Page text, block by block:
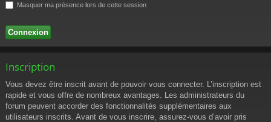
Masquer ma présence lors de cette session
Inscription
Vous devez être inscrit avant de pouvoir vous connecter. L’inscription est
rapide et vous offre de nombreux avantages. Les administrateurs du
forum peuvent accorder des fonctionnalités supplémentaires aux
utilisateurs inscrits. Avant de vous inscrire, assurez-vous d’avoir pris